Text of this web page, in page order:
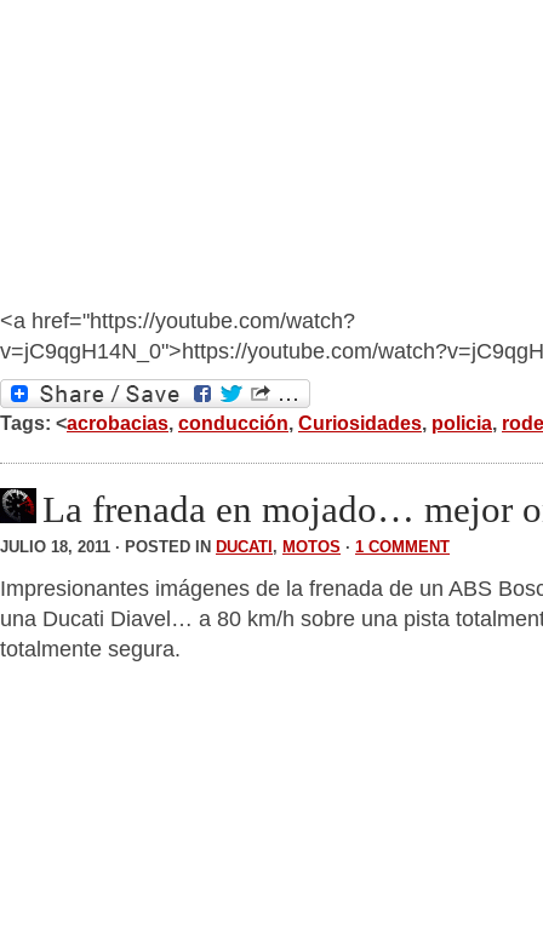
<a href="https://youtube.com/watch?
v=jC9qgH14N_0">https://youtube.com/
Tags: <acrobacias, conducción, Curiosidades, policia,
La frenada en mojado… mejor
JULIO 18, 2011 · POSTED IN DUCATI , MOTOS · 1 COMMENT
Impresionantes imágenes de la frenada de un ABS
una Ducati Diavel… a 80 km/h sobre una pista
totalmente segura.